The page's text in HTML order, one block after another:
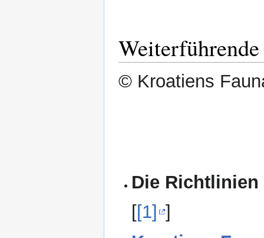
© Kroatiens
Die
[[1] ]